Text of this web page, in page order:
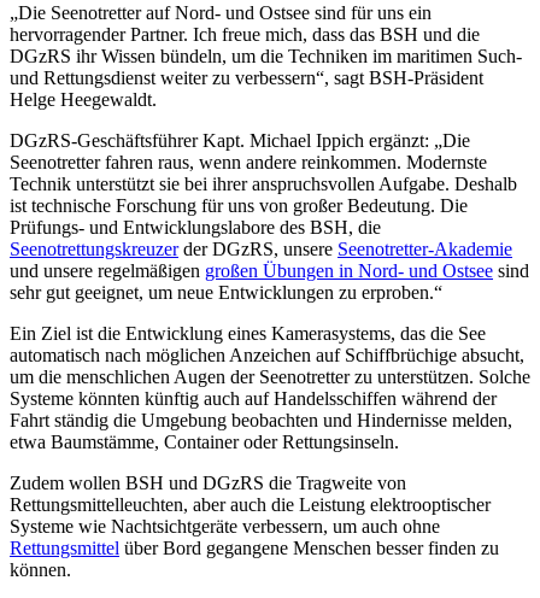
„Die Seenotretter auf Nord- und Ostsee sind für uns ein
hervorragender Partner. Ich freue mich, dass das BSH und die
DGzRS ihr Wissen bündeln, um die Techniken im maritimen Such-
und Rettungsdienst weiter zu verbessern“, sagt BSH-Präsident
Helge Heegewaldt.
DGzRS-Geschäftsführer Kapt. Michael Ippich ergänzt: „Die
Seenotretter fahren raus, wenn andere reinkommen. Modernste
Technik unterstützt sie bei ihrer anspruchsvollen Aufgabe. Deshalb
ist technische Forschung für uns von großer Bedeutung. Die
Prüfungs- und Entwicklungslabore des BSH, die
Seenotrettungskreuzerder DGzRS, unsere Seenotretter-Akademie
und unsere regelmäßigen großen Übungen in Nord- und Ostsee sind
sehr gut geeignet, um neue Entwicklungen zu erproben.“
Ein Ziel ist die Entwicklung eines Kamerasystems, das die See
automatisch nach möglichen Anzeichen auf Schiffbrüchige absucht,
um die menschlichen Augen der Seenotretter zu unterstützen. Solche
Systeme könnten künftig auch auf Handelsschiffen während der
Fahrt ständig die Umgebung beobachten und Hindernisse melden,
etwa Baumstämme, Container oder Rettungsinseln.
Zudem wollen BSH und DGzRS die Tragweite von
Rettungsmittelleuchten, aber auch die Leistung elektrooptischer
Systeme wie Nachtsichtgeräte verbessern, um auch ohne
Rettungsmittel über Bord gegangene Menschen besser finden zu
können.